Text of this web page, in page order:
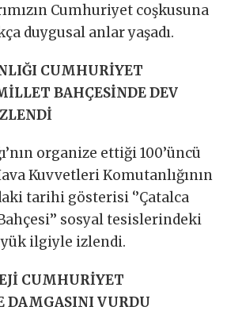
Cumhuriyet coşkusuna
duygusal anlar yaşadı.
CUMHURİYET
BAHÇESİNDE DEV
organize ettiği 100’üncü
Kuvvetleri Komutanlığının
tarihi gösterisi ‘’Çatalca
sosyal tesislerindeki
ilgiyle izlendi.
CUMHURİYET
DAMGASINI VURDU